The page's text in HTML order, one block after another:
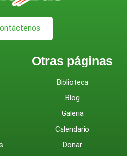
Otras páginas
Biblioteca
Blog
Galería
Calendario
Donar